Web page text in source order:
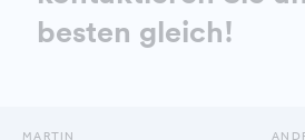
besten gleich!
MARTIN